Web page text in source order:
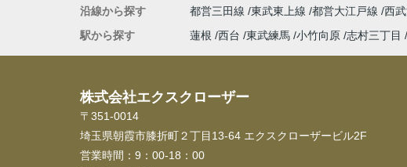
沿線から探す
都営三田線 東武東上線 都営大江戸線 西
駅から探す
蓮根 西台 東武練馬 小竹向原 志村三丁目
株式会社エクスクローザー
〒351-0014
埼玉県朝霞市膝折町２丁目13-64 エクスクローザービル2F
営業時間： 9：00-18：00